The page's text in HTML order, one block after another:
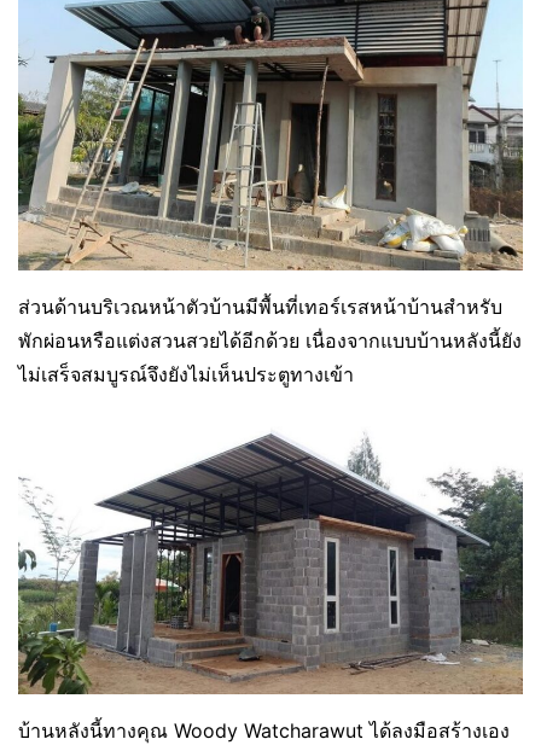
ส่วนด้านบริเวณหน้าตัวบ้านมีพื้นที่เทอร์เรสหน้าบ้านสำหรับ
พักผ่อนหรือแต่งสวนสวยได้อีกด้วย เนื่องจากแบบบ้านหลังนี้ยัง
ไม่เสร็จสมบูรณ์จึงยังไม่เห็นประตูทางเข้า
บ้านหลังนี้ทางคุณ‎ Woody Watcharawut ‎ได้ลงมือสร้างเอง